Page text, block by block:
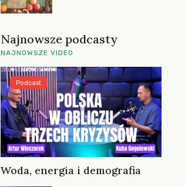
Najnowsze podcasty
NAJNOWSZE VIDEO
Woda, energia i demografia
Podcast